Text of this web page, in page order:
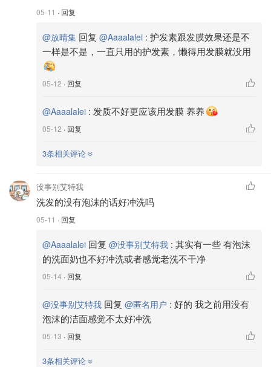
05-11 · 回复
@放晴集 回复 @Aaaalalei : 护发素跟发膜效果还是不
一样是不是，一直只用的护发素，懒得用发膜就没用
05-12 · 回复
@Aaaalalei : 发质不好更应该用发膜 养养
05-12 · 回复
3条相关评论
没事别艾特我
洗发的没有泡沫的话好冲洗吗
05-11 · 回复
@Aaaalalei 回复 @没事别艾特我 : 其实有一些 有泡沫
的洗面奶也不好冲洗或者感觉老洗不干净
05-14 · 回复
@没事别艾特我 回复 @匿名用户 : 好的 我之前用没有
泡沫的洁面感觉不太好冲洗
05-13 · 回复
3条相关评论